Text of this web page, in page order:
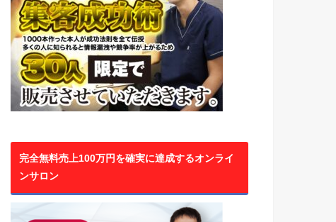
完全無料売上100万円を確実に達成するオンライ
ンサロン